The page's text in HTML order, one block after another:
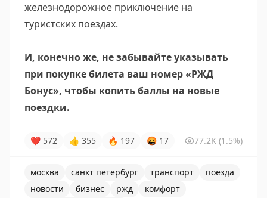
железнодорожное приключение на
туристских поездах.
И, конечно же, не забывайте указывать
при покупке билета ваш номер «РЖД
Бонус», чтобы копить баллы на новые
поездки.
❤ 572 👍 355 🔥 197 🤬 17 77.2K (1.5%)
москва санкт петербург транспорт
поезда
новости
бизнес ржд
комфорт